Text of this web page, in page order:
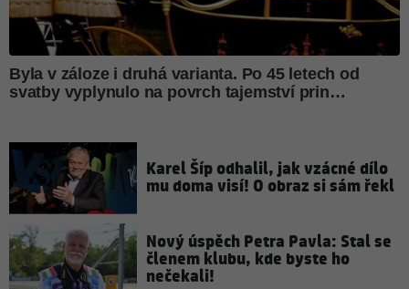
Karel Šíp odhalil, jak vzácné dílo
mu doma visí! O obraz si sám řekl
Nový úspěch Petra Pavla: Stal se
členem klubu, kde byste ho
nečekali!